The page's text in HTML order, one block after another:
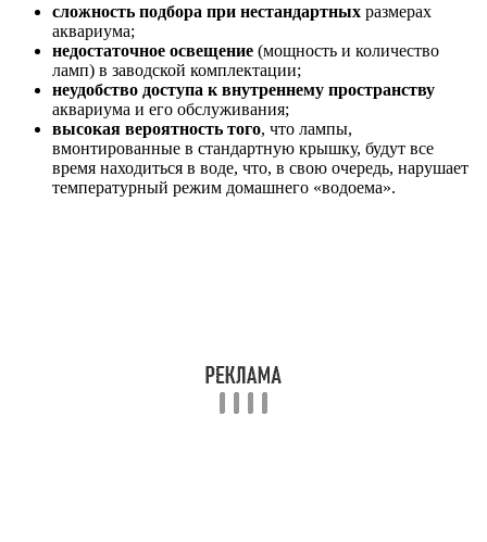
сложность подбора при нестандартных размерах
аквариума;
недостаточное освещение (мощность и количество
ламп) в заводской комплектации;
неудобство доступа к внутреннему пространству
аквариума и его обслуживания;
высокая вероятность того, что лампы,
вмонтированные в стандартную крышку, будут все
время находиться в воде, что, в свою очередь, нарушает
температурный режим домашнего «водоема».